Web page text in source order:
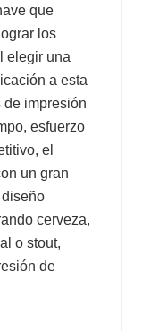
que
los
elegir una
a esta
de impresión
esfuerzo
el
un gran
cerveza,
o stout,
de